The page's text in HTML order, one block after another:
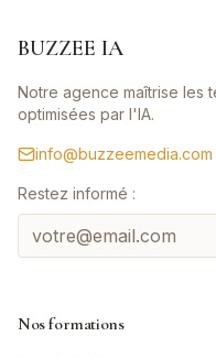
BUZZEE IA
Notre agence maîtrise les
optimisées par l'IA.
info@buzzeemedia.com
Restez informé :
Nos formations